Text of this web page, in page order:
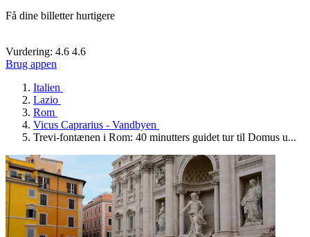
Få dine billetter hurtigere
Vurdering: 4.6 4.6
Brug appen
Italien
Lazio
Rom
Vicus Caprarius - Vandbyen
Trevi-fontænen i Rom: 40 minutters guidet tur til Domus u...